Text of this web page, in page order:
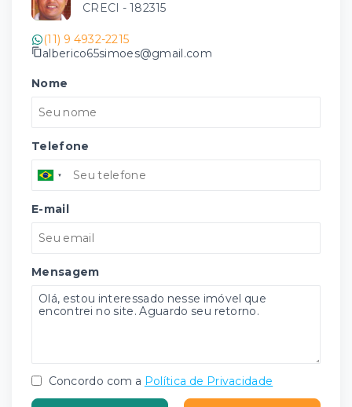
CRECI - 182315
(11) 9 4932-2215
alberico65simoes@gmail.com
Nome
Telefone
E-mail
Mensagem
Concordo com a Política de Privacidade